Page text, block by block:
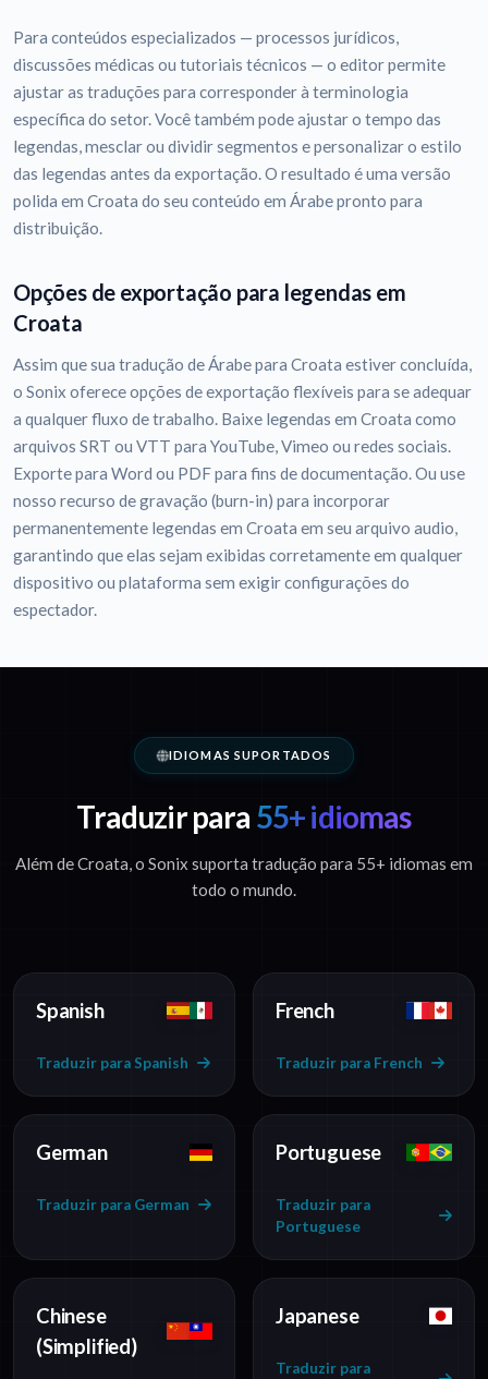
Para conteúdos especializados — processos jurídicos,
discussões médicas ou tutoriais técnicos — o editor permite
ajustar as traduções para corresponder à terminologia
específica do setor. Você também pode ajustar o tempo das
legendas, mesclar ou dividir segmentos e personalizar o estilo
das legendas antes da exportação. O resultado é uma versão
polida em Croata do seu conteúdo em Árabe pronto para
distribuição.
Opções de exportação para legendas em
Croata
Assim que sua tradução de Árabe para Croata estiver concluída,
o Sonix oferece opções de exportação flexíveis para se adequar
a qualquer fluxo de trabalho. Baixe legendas em Croata como
arquivos SRT ou VTT para YouTube, Vimeo ou redes sociais.
Exporte para Word ou PDF para fins de documentação. Ou use
nosso recurso de gravação (burn-in) para incorporar
permanentemente legendas em Croata em seu arquivo audio,
garantindo que elas sejam exibidas corretamente em qualquer
dispositivo ou plataforma sem exigir configurações do
espectador.
IDIOMAS SUPORTADOS
Traduzir para 55+ idiomas
Além de Croata, o Sonix suporta tradução para 55+ idiomas em
todo o mundo.
Spanish
Traduzir para Spanish
French
Traduzir para French
German
Traduzir para German
Portuguese
Traduzir para
Portuguese
Chinese
(Simplified)
Japanese
Traduzir para